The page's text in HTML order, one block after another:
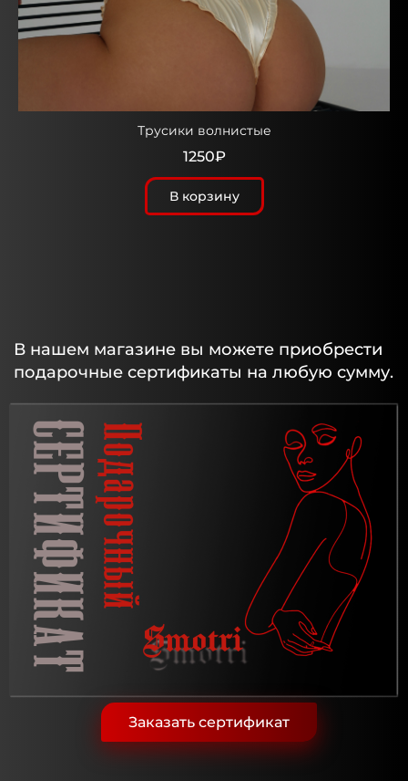
Трусики волнистые
1250₽
В корзину
В нашем магазине вы можете приобрести
подарочные сертификаты на любую сумму.
Заказать сертификат